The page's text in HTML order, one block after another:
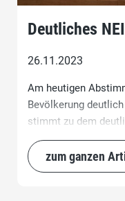
Deutliches
26.11.2023
Am heutigen
Bevölkerung
stimmt zu dem
zum ganzen